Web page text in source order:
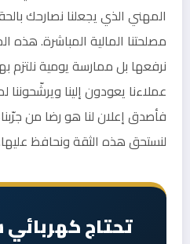
المهني الذي يجعلنا نصارحك
مصلحتنا المالية المباشرة. هذه
نرفعها بل ممارسة يومية
عملاءنا يعودون إلينا
فأصدق إعلان لنا هو رضا من
لنستحق هذه الثقة ونحافظ
تحتاج كهربائي